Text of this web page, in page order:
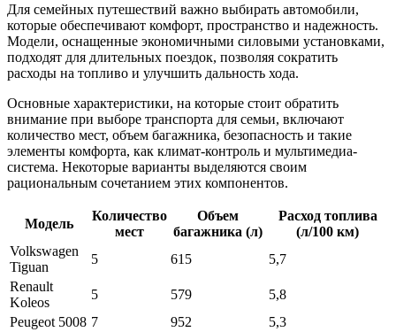
Для семейных путешествий важно выбирать автомобили,
которые обеспечивают комфорт, пространство и надежность.
Модели, оснащенные экономичными силовыми установками,
подходят для длительных поездок, позволяя сократить
расходы на топливо и улучшить дальность хода.
Основные характеристики, на которые стоит обратить
внимание при выборе транспорта для семьи, включают
количество мест, объем багажника, безопасность и такие
элементы комфорта, как климат-контроль и мультимедиа-
система. Некоторые варианты выделяются своим
рациональным сочетанием этих компонентов.
Модель
Количество
мест
Объем
багажника (л)
Расход топлива
(л/100 км)
Volkswagen
Tiguan
5 615
5,7
Renault
Koleos
5 579
5,8
Peugeot 5008 7 952
5,3